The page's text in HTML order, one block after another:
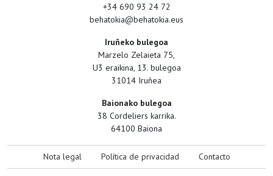
+34 690 93 24 72
behatokia@behatokia.eus
Iruñeko bulegoa
Marzelo Zelaieta 75,
U3 eraikina, 13. bulegoa
31014 Iruñea
Baionako bulegoa
38 Cordeliers karrika.
64100 Baiona
Nota legal Política de privacidad Contacto